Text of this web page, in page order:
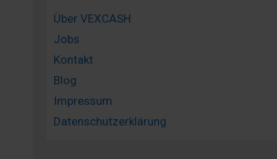
Über VEXCASH
Jobs
Kontakt
Blog
Impressum
Datenschutzerklärung